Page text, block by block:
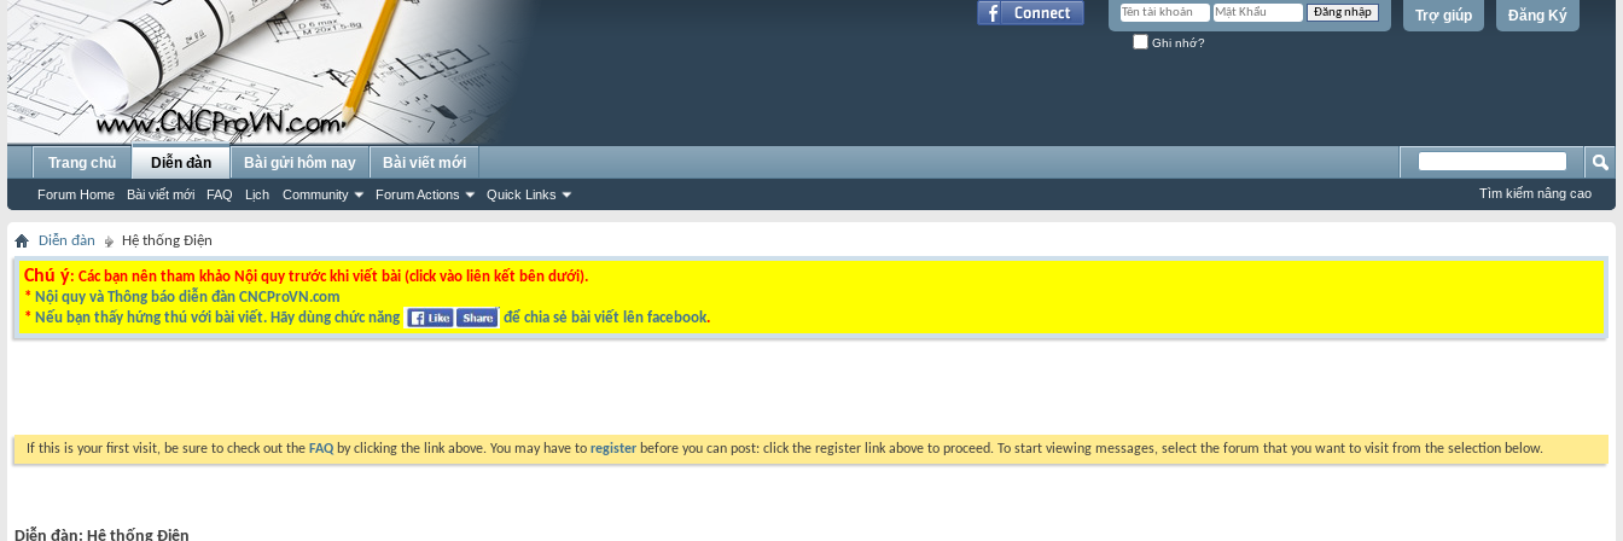
Đăng Ký
Trợ giúp
Ghi nhớ?
Trang chủ Diễn đàn
Forum Home Bài viết mới FAQ Lịch Community Forum Actions Quick Links
Bài gửi hôm nay Bài viết mới
Tìm kiếm nâng cao
Diễn đàn Hệ thống Điện
Chú ý: Các bạn nên tham khảo Nội quy trước khi viết bài (click vào liên kết bên dưới).
* Nội quy và Thông báo diễn đàn CNCProVN.com
* Nếu bạn thấy hứng thú với bài viết. Hãy dùng chức năng để chia sẻ bài viết lên facebook.
If this is your first visit, be sure to check out the FAQ by clicking the link above. You may have to register before you can post: click the register link above to proceed. To start viewing messages, select the forum that you want to visit from the selection below.
Diễn đàn: Hệ thống Điện